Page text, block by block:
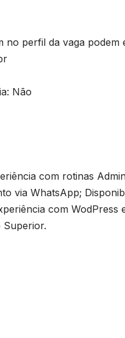
no perfil da vaga
Não
com rotinas
via WhatsApp;
com WodPress
Superior.